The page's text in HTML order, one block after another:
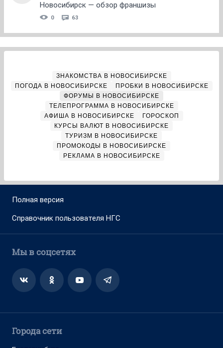
Новосибирск — обзор франшизы
0 63
ЗНАКОМСТВА В НОВОСИБИРСКЕ
ПОГОДА В НОВОСИБИРСКЕ
ПРОБКИ В НОВОСИБИРСКЕ
ФОРУМЫ В НОВОСИБИРСКЕ
ТЕЛЕПРОГРАММА В НОВОСИБИРСКЕ
АФИША В НОВОСИБИРСКЕ
ГОРОСКОП
КУРСЫ ВАЛЮТ В НОВОСИБИРСКЕ
ТУРИЗМ В НОВОСИБИРСКЕ
ПРОМОКОДЫ В НОВОСИБИРСКЕ
РЕКЛАМА В НОВОСИБИРСКЕ
Полная версия
Справочник пользователя НГС
Мы в соцсетях
Города сети